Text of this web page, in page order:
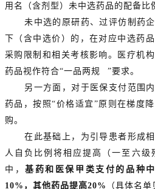
用名（含剂型）未中选药品的配备比
未中选的原研药、过评仿制药
下（含中选价）的，在对应中选药
采购限制和相关考核影响。医疗机
药品视作符合“一品两规
”要求。
另一方面，对于医保支付范围
药品，按照“价格适宜”原则在梯度
购。
在此基础上，为引导患者形成
人自负比例将相应提高（一至六级
中，基药和医保甲类支付的品种
10%，其他药品提高20%
（具体名单